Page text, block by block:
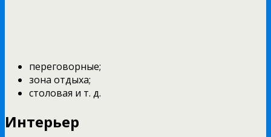
переговорные;
зона отдыха;
столовая и т. д.
Интерьер